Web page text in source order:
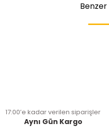
Benzer
17:00’e kadar verilen siparişler
Aynı Gün Kargo